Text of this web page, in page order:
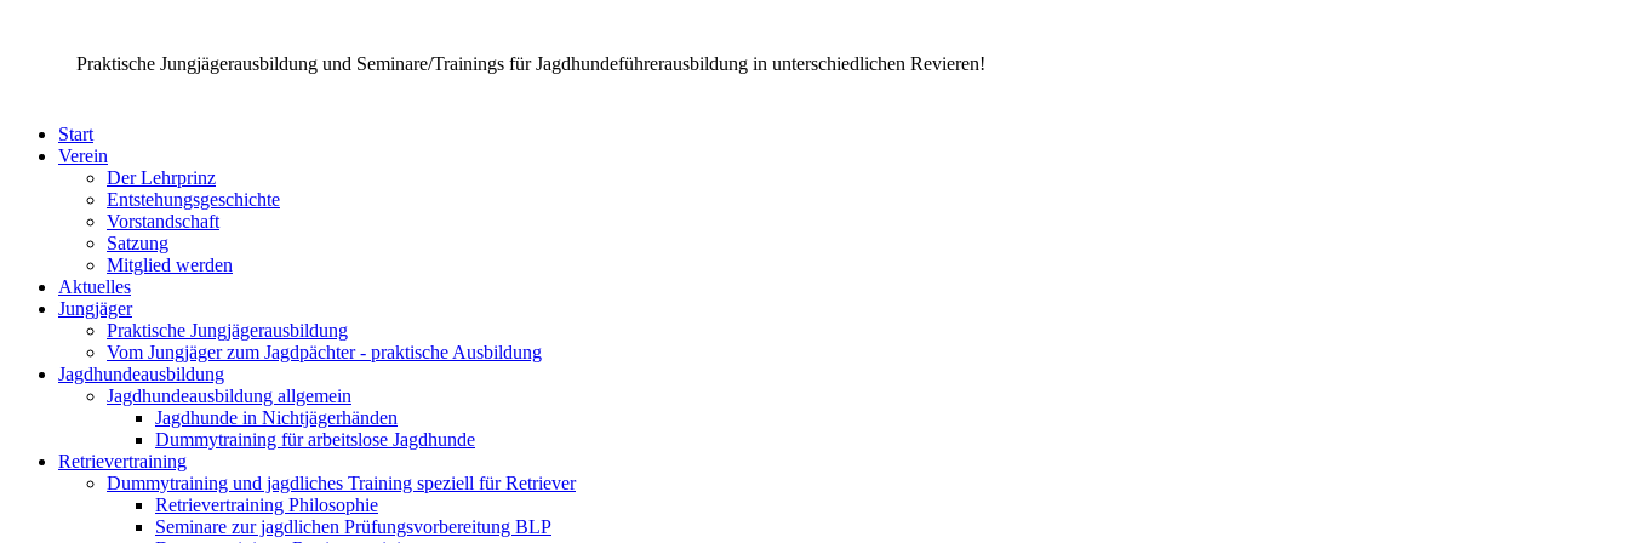
Praktische Jungjägerausbildung und Seminare/Trainings für Jagdhundeführerausbildung in unterschiedlichen Revieren!
Start
Verein
Der Lehrprinz
Entstehungsgeschichte
Vorstandschaft
Satzung
Mitglied werden
Aktuelles
Jungjäger
Praktische Jungjägerausbildung
Vom Jungjäger zum Jagdpächter - praktische Ausbildung
Jagdhundeausbildung
Jagdhundeausbildung allgemein
Jagdhunde in Nichtjägerhänden
Dummytraining für arbeitslose Jagdhunde
Retrievertraining
Dummytraining und jagdliches Training speziell für Retriever
Retrievertraining Philosophie
Seminare zur jagdlichen Prüfungsvorbereitung BLP